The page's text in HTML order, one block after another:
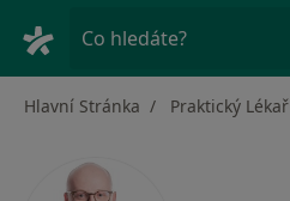
Co hledáte?
Hlavní Stránka Praktický Lékař